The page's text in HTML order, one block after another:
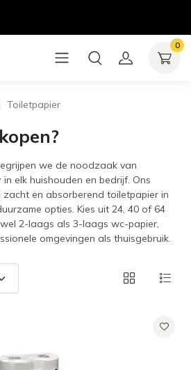
0
Toiletpapier
we de noodzaak van
in elk huishouden en bedrijf. Ons
en absorberend toiletpapier in
opties. Kies uit 24, 40 of 64
2-laags als 3-laags wc-papier,
omgevingen als thuisgebruik.